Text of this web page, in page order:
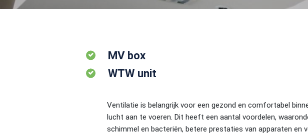
MV box
WTW unit
Ventilatie is belangrijk voor een gezond en comfortabel
lucht aan te voeren. Dit heeft een aantal voordelen,
schimmel en bacteriën, betere prestaties van apparaten en